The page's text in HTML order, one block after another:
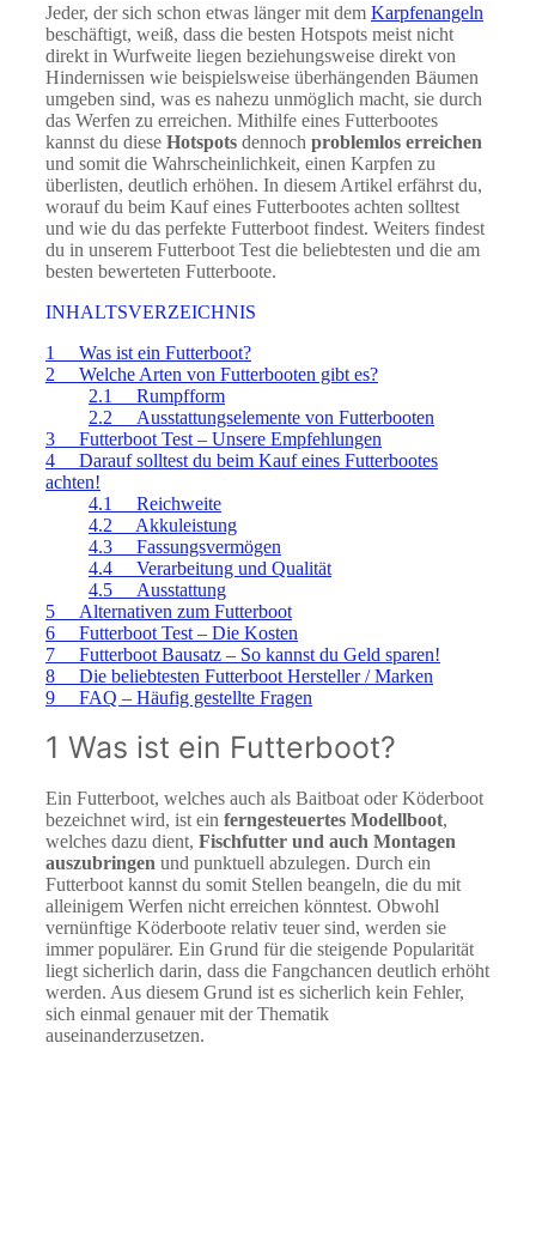
Jeder, der sich schon etwas länger mit dem Karpfenangeln
beschäftigt, weiß, dass die besten Hotspots meist nicht
direkt in Wurfweite liegen beziehungsweise direkt von
Hindernissen wie beispielsweise überhängenden Bäumen
umgeben sind, was es nahezu unmöglich macht, sie durch
das Werfen zu erreichen. Mithilfe eines Futterbootes
kannst du diese Hotspots dennoch problemlos erreichen
und somit die Wahrscheinlichkeit, einen Karpfen zu
überlisten, deutlich erhöhen. In diesem Artikel erfährst du,
worauf du beim Kauf eines Futterbootes achten solltest
und wie du das perfekte Futterboot findest. Weiters findest
du in unserem Futterboot Test die beliebtesten und die am
besten bewerteten Futterboote.
INHALTSVERZEICHNIS
1 Was ist ein Futterboot?
2 Welche Arten von Futterbooten gibt es?
2.1 Rumpfform
2.2 Ausstattungselemente von Futterbooten
3 Futterboot Test – Unsere Empfehlungen
4 Darauf solltest du beim Kauf eines Futterbootes
achten!
4.1 Reichweite
4.2 Akkuleistung
4.3 Fassungsvermögen
4.4 Verarbeitung und Qualität
4.5 Ausstattung
5 Alternativen zum Futterboot
6 Futterboot Test – Die Kosten
7 Futterboot Bausatz – So kannst du Geld sparen!
8 Die beliebtesten Futterboot Hersteller / Marken
9 FAQ – Häufig gestellte Fragen
1 Was ist ein Futterboot?
Ein Futterboot, welches auch als Baitboat oder Köderboot
bezeichnet wird, ist ein ferngesteuertes Modellboot,
welches dazu dient, Fischfutter und auch Montagen
auszubringen und punktuell abzulegen. Durch ein
Futterboot kannst du somit Stellen beangeln, die du mit
alleinigem Werfen nicht erreichen könntest. Obwohl
vernünftige Köderboote relativ teuer sind, werden sie
immer populärer. Ein Grund für die steigende Popularität
liegt sicherlich darin, dass die Fangchancen deutlich erhöht
werden. Aus diesem Grund ist es sicherlich kein Fehler,
sich einmal genauer mit der Thematik
auseinanderzusetzen.